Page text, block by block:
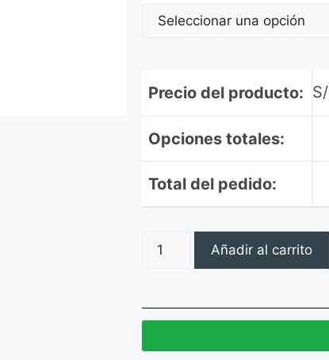
Precio del producto: S/
Opciones totales:
Total del pedido:
Añadir al carrito